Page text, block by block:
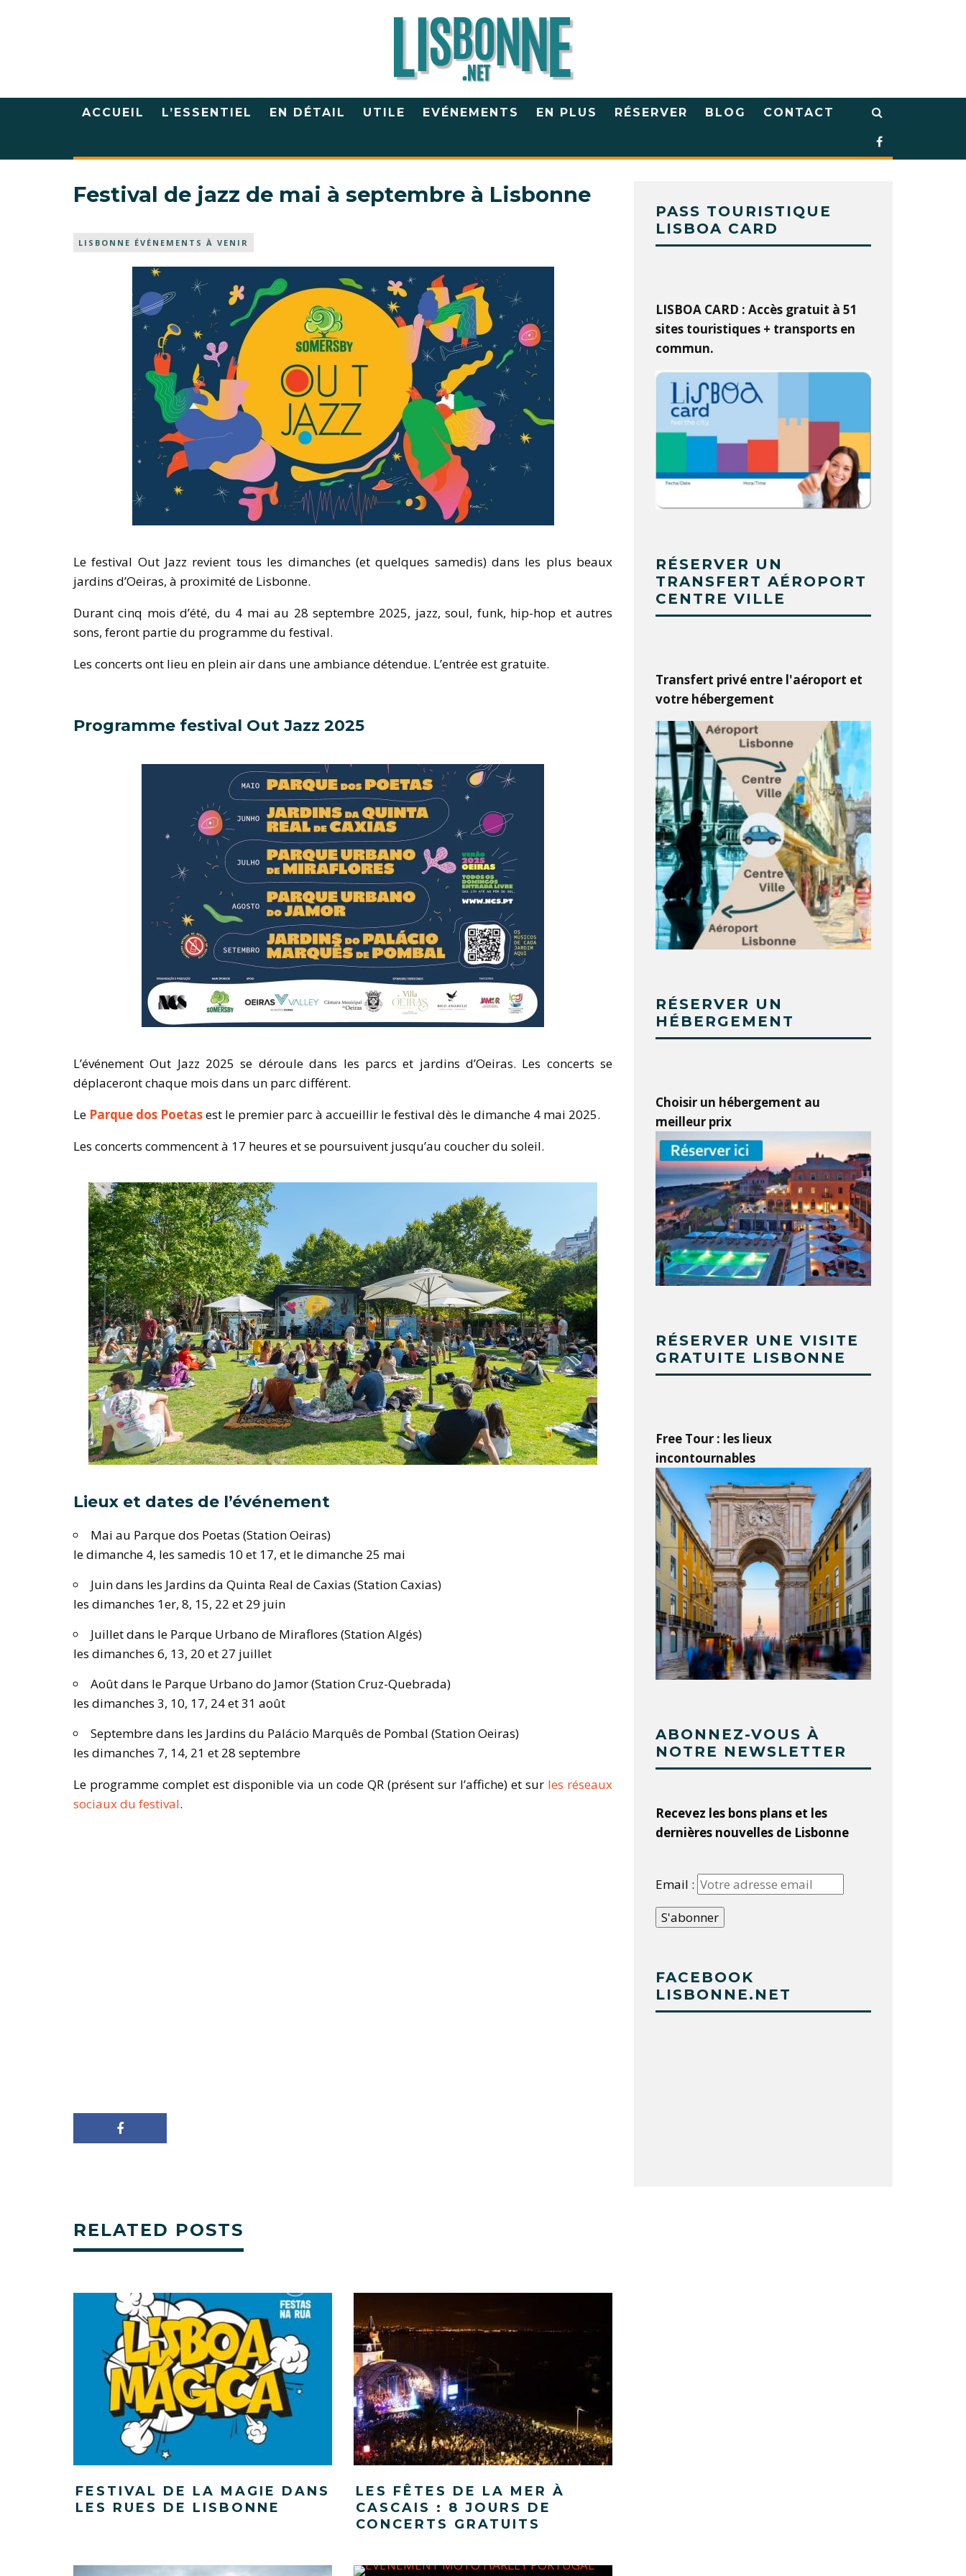
ACCUEIL L’ESSENTIEL EN DÉTAIL UTILE EVÉNEMENTS EN PLUS RÉSERVER BLOG CONTACT
Festival de jazz de mai à septembre à Lisbonne
LISBONNE ÉVÉNEMENTS À VENIR
Le festival Out Jazz revient tous les dimanches (et quelques samedis) dans les plus beaux
jardins d’Oeiras, à proximité de Lisbonne.
Durant cinq mois d’été, du 4 mai au 28 septembre 2025, jazz, soul, funk, hip-hop et autres
sons, feront partie du programme du festival.
Les concerts ont lieu en plein air dans une ambiance détendue. L’entrée est gratuite.
Programme festival Out Jazz 2025
L’événement Out Jazz 2025 se déroule dans les parcs et jardins d’Oeiras. Les concerts se
déplaceront chaque mois dans un parc différent.
Le Parque dos Poetasest le premier parc à accueillir le festival dès le dimanche 4 mai 2025.
Les concerts commencent à 17 heures et se poursuivent jusqu’au coucher du soleil.
Lieux et dates de l’événement
Mai au Parque dos Poetas (Station Oeiras)
le dimanche 4, les samedis 10 et 17, et le dimanche 25 mai
Juin dans les Jardins da Quinta Real de Caxias (Station Caxias)
les dimanches 1er, 8, 15, 22 et 29 juin
Juillet dans le Parque Urbano de Miraflores (Station Algés)
les dimanches 6, 13, 20 et 27 juillet
Août dans le Parque Urbano do Jamor (Station Cruz-Quebrada)
les dimanches 3, 10, 17, 24 et 31 août
Septembre dans les Jardins du Palácio Marquês de Pombal (Station Oeiras)
les dimanches 7, 14, 21 et 28 septembre
Le programme complet est disponible via un code QR (présent sur l’affiche) et sur les réseaux
sociaux du festival.
RELATED POSTS
FESTIVAL DE LA MAGIE DANS
LES RUES DE LISBONNE
LES FÊTES DE LA MER À
CASCAIS : 8 JOURS DE
CONCERTS GRATUITS
PASS TOURISTIQUE
LISBOA CARD
LISBOA CARD : Accès gratuit à 51
sites touristiques + transports en
commun.
RÉSERVER UN
TRANSFERT AÉROPORT
CENTRE VILLE
Transfert privé entre l'aéroport et
votre hébergement
RÉSERVER UN
HÉBERGEMENT
Choisir un hébergement au
meilleur prix
RÉSERVER UNE VISITE
GRATUITE LISBONNE
Free Tour : les lieux
incontournables
ABONNEZ-VOUS À
NOTRE NEWSLETTER
Recevez les bons plans et les
dernières nouvelles de Lisbonne
Email :
FACEBOOK
LISBONNE.NET